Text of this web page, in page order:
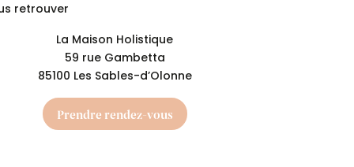
retrouver
La Maison Holistique
59 rue Gambetta
85100 Les Sables-d’Olonne
Prendre rendez-vous